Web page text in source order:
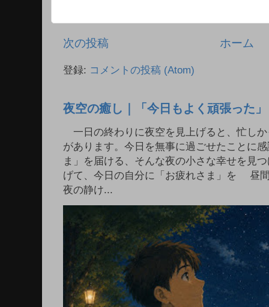
次の投稿 ホーム
登録: コメントの投稿 (Atom)
夜空の癒し｜「今日もよく頑張った
一日の終わりに夜空を見上げると、忙し
があります。今日を無事に過ごせたことに
ま」を届ける、そんな夜の小さな幸せを見
げて、今日の自分に「お疲れさま」を 昼
夜の静け...